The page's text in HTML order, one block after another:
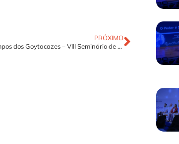
PRÓXIMO
Prefeitura de Campos dos Goytacazes – VIII Seminário de Liderança